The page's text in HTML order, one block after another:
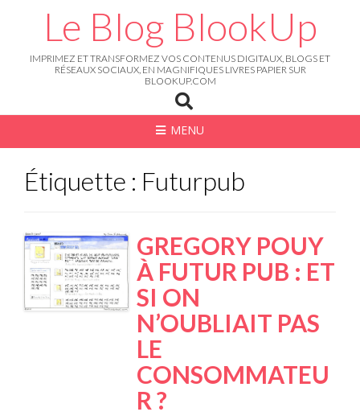
Le Blog BlookUp
IMPRIMEZ ET TRANSFORMEZ VOS CONTENUS DIGITAUX, BLOGS ET
RÉSEAUX SOCIAUX, EN MAGNIFIQUES LIVRES PAPIER SUR
BLOOKUP.COM
MENU
Étiquette : Futurpub
GREGORY POUY
À FUTUR PUB : ET
SI ON
N’OUBLIAIT PAS
LE
CONSOMMATEU
R ?